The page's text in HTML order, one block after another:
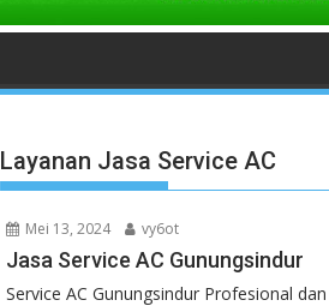
Layanan Jasa Service AC
Mei 13, 2024 vy6ot
Jasa Service AC Gunungsindur
Service AC Gunungsindur Profesional